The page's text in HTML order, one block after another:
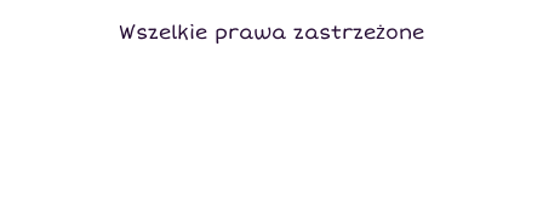
Wszelkie prawa zastrzeżone